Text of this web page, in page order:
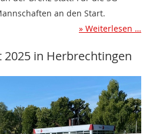
an den Start.
Weiterlesen …
in Herbrechtingen